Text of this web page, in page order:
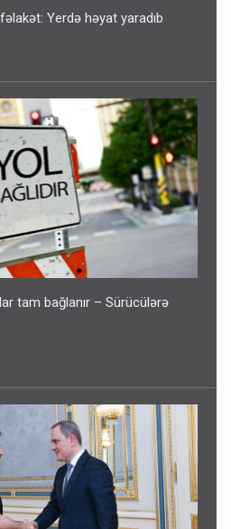
Yerdə həyat yaradıb
tam bağlanır – Sürücülərə